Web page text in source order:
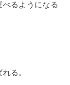
るようになる
る。